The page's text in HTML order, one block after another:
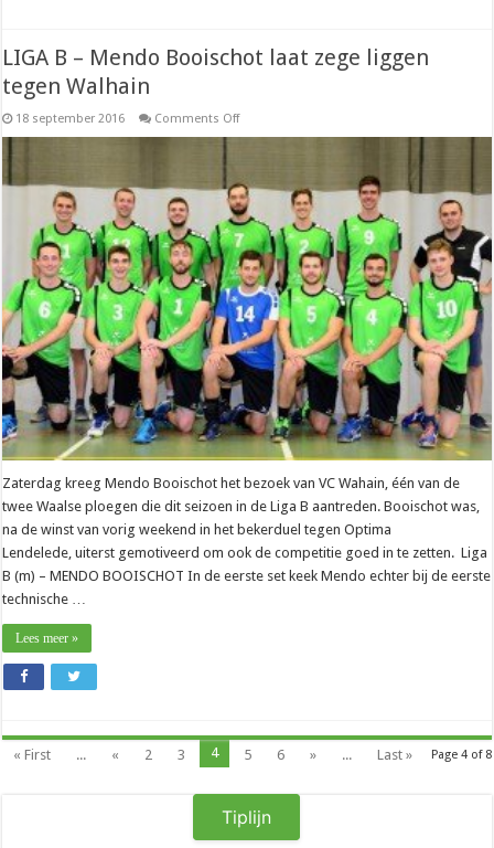
LIGA B – Mendo Booischot laat zege liggen
tegen Walhain
18 september 2016 Comments Offon
Booischot
laat
zege
liggen
tegen
Walhain
Zaterdag kreeg Mendo Booischot het bezoek van VC Wahain, één van de
twee Waalse ploegen die dit seizoen in de Liga B aantreden. Booischot was,
na de winst van vorig weekend in het bekerduel tegen Optima
Lendelede, uiterst gemotiveerd om ook de competitie goed in te zetten. Liga
B (m) – MENDO BOOISCHOT In de eerste set keek Mendo echter bij de eerste
technische …
Lees meer »
Page 4 of 8
« First ... « 2 3 4 5 6 » ... Last »
Tiplijn